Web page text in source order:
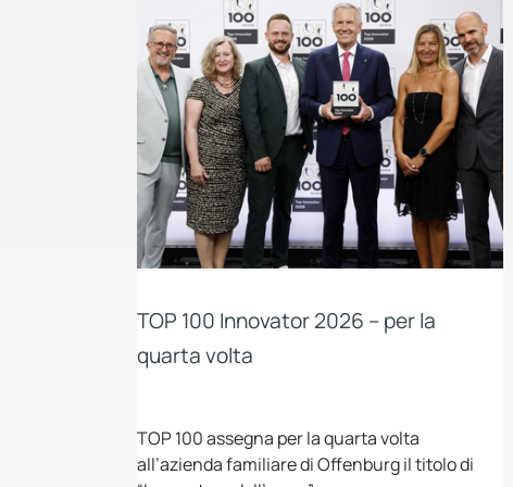
TOP 100 Innovator 2026 – per la
quarta volta
TOP 100 assegna per la quarta volta
all’azienda familiare di Offenburg il titolo di